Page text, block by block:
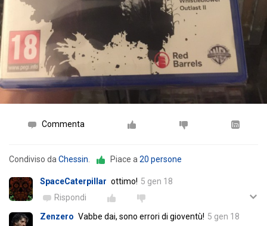
Commenta
Condiviso daChessin. Piace a20 persone
SpaceCaterpillar ottimo! 5 gen 18
Rispondi
Zenzero Vabbe dai, sono errori di gioventù! 5 gen 18